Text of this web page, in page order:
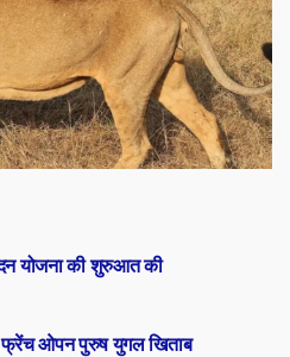
फ्रेंच ओपन पुरुष युगल खिताब
योजना की शुरुआत की